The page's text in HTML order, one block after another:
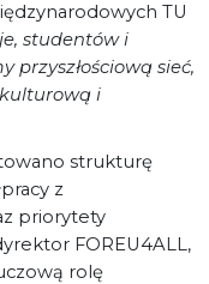
TU
studentów i
przyszłościową sieć,
i
strukturę
z
priorytety
FOREU4ALL,
rolę